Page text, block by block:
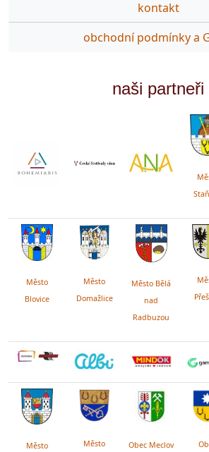
kontakt
obchodní podmínky a
naši partneři
Město
Blovice
Město
Domažlice
Město Bělá
nad
Radbuzou
Město
Město
Obec Meclov